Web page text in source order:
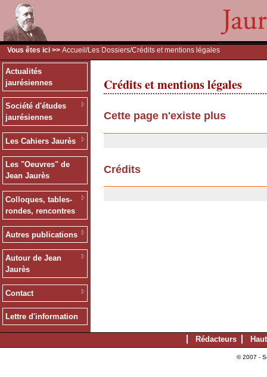
Vous êtes ici >> Accueil /Les Dossiers/Crédits et mentions légales
Actualités
jaurésiennes
Société d'études
jaurésiennes
Les Cahiers Jaurès
Les "Oeuvres" de
Jean Jaurès
Colloques, tables-
rondes, rencontres
Autres publications
Autour de Jean
Jaurès
Contact
Lettre d'information
Crédits et mentions légales
Cette page n'existe plus
Crédits
Rédacteurs
© 2007 -